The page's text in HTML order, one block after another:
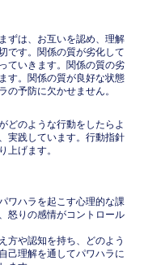
ずは、お互いを認め、理解
です。関係の質が劣化して
ていきます。関係の質の劣
す。関係の質が良好な状態
の予防に欠かせません。
どのような行動をしたらよ
実践しています。行動指針
上げます。
ワハラを起こす心理的な課
怒りの感情がコントロール
方や認知を持ち、どのよう
己理解を通してパワハラに